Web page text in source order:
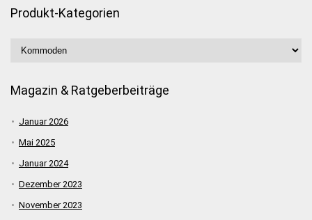
Produkt-Kategorien
Magazin & Ratgeberbeiträge
Januar 2026
Mai 2025
Januar 2024
Dezember 2023
November 2023